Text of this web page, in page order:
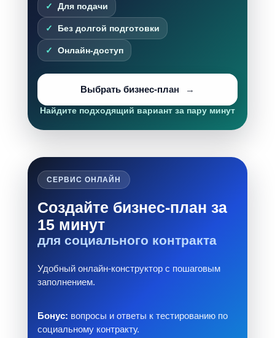
Для подачи
Без долгой подготовки
Онлайн-доступ
Выбрать бизнес-план
Найдите подходящий вариант за пару минут
СЕРВИС ОНЛАЙН
Создайте бизнес-план за
15 минут
для социального контракта
Удобный онлайн-конструктор с пошаговым
заполнением.
Бонус: вопросы и ответы к тестированию по
социальному контракту.